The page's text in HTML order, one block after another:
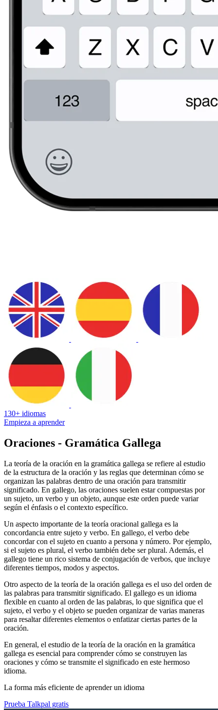
130+ idiomas
Empieza a aprender
Oraciones - Gramática Gallega
La teoría de la oración en la gramática gallega se refiere al estudio
de la estructura de la oración y las reglas que determinan cómo se
organizan las palabras dentro de una oración para transmitir
significado. En gallego, las oraciones suelen estar compuestas por
un sujeto, un verbo y un objeto, aunque este orden puede variar
según el énfasis o el contexto específico.
Un aspecto importante de la teoría oracional gallega es la
concordancia entre sujeto y verbo. En gallego, el verbo debe
concordar con el sujeto en cuanto a persona y número. Por ejemplo,
si el sujeto es plural, el verbo también debe ser plural. Además, el
gallego tiene un rico sistema de conjugación de verbos, que incluye
diferentes tiempos, modos y aspectos.
Otro aspecto de la teoría de la oración gallega es el uso del orden de
las palabras para transmitir significado. El gallego es un idioma
flexible en cuanto al orden de las palabras, lo que significa que el
sujeto, el verbo y el objeto se pueden organizar de varias maneras
para resaltar diferentes elementos o enfatizar ciertas partes de la
oración.
En general, el estudio de la teoría de la oración en la gramática
gallega es esencial para comprender cómo se construyen las
oraciones y cómo se transmite el significado en este hermoso
idioma.
La forma más eficiente de aprender un idioma
Prueba Talkpal gratis